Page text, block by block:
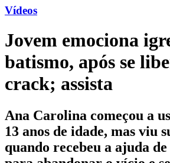
Vídeos
Jovem emociona
batismo, após se
crack; assista
Ana Carolina começou a
13 anos de idade, mas viu
quando recebeu a ajuda